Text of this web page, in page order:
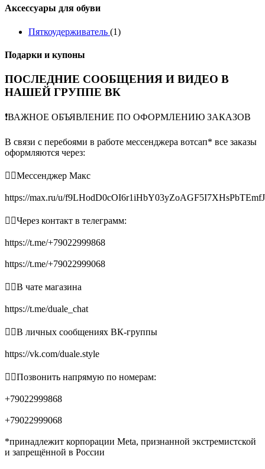
Аксессуары для обуви
Пяткоудерживатель (1)
Подарки и купоны
ПОСЛЕДНИЕ СООБЩЕНИЯ И ВИДЕО В
НАШЕЙ ГРУППЕ ВК
❗️ВАЖНОЕ ОБЪЯВЛЕНИЕ ПО ОФОРМЛЕНИЮ ЗАКАЗОВ
В связи с перебоями в работе мессенджера вотсап* все заказы
оформляются через:
👉🏻Мессенджер Макс
https://max.ru/u/
👉🏻Через контакт в телеграмм:
https://t.me/+79022999868
https://t.me/+79022999068
👉🏻В чате магазина
https://t.me/duale_chat
👉🏻В личных сообщениях ВК-группы
https://vk.com/duale.style
👉🏻Позвонить напрямую по номерам:
+79022999868
+79022999068
*принадлежит корпорации Meta, признанной экстремистской
и запрещённой в России